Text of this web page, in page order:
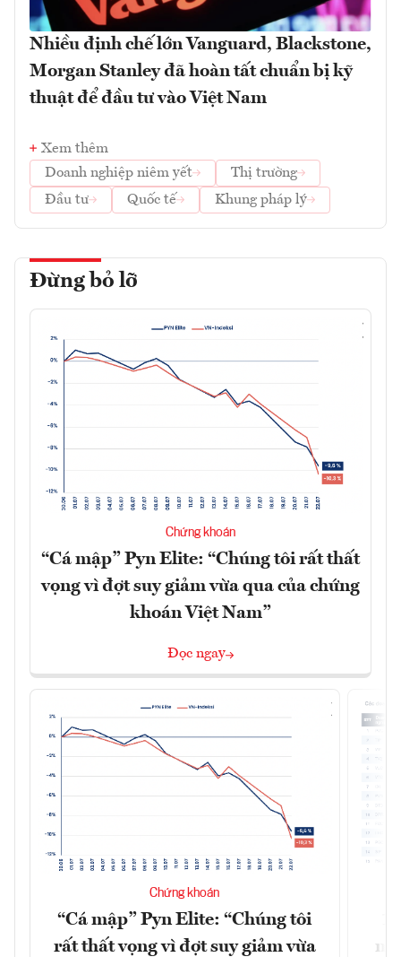
Nhiều định chế lớn Vanguard, Blackstone,
Morgan Stanley đã hoàn tất chuẩn bị kỹ
thuật để đầu tư vào Việt Nam
Xem thêm
Doanh nghiệp niêm yết
Thị trường
Đầu tư
Quốc tế Khung pháp lý
Đừng bỏ lỡ
Chứng khoán
“Cá mập” Pyn Elite: “Chúng tôi rất thất
vọng vì đợt suy giảm vừa qua của chứng
khoán Việt Nam”
Đọc ngay
Chứng khoán
“Cá mập” Pyn Elite: “Chúng tôi
rất thất vọng vì đợt suy giảm vừa